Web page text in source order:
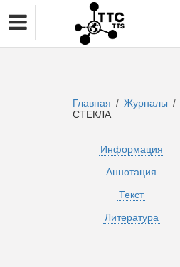
Главная / Журналы /
СТЕКЛА
Информация
Аннотация
Текст
Литература